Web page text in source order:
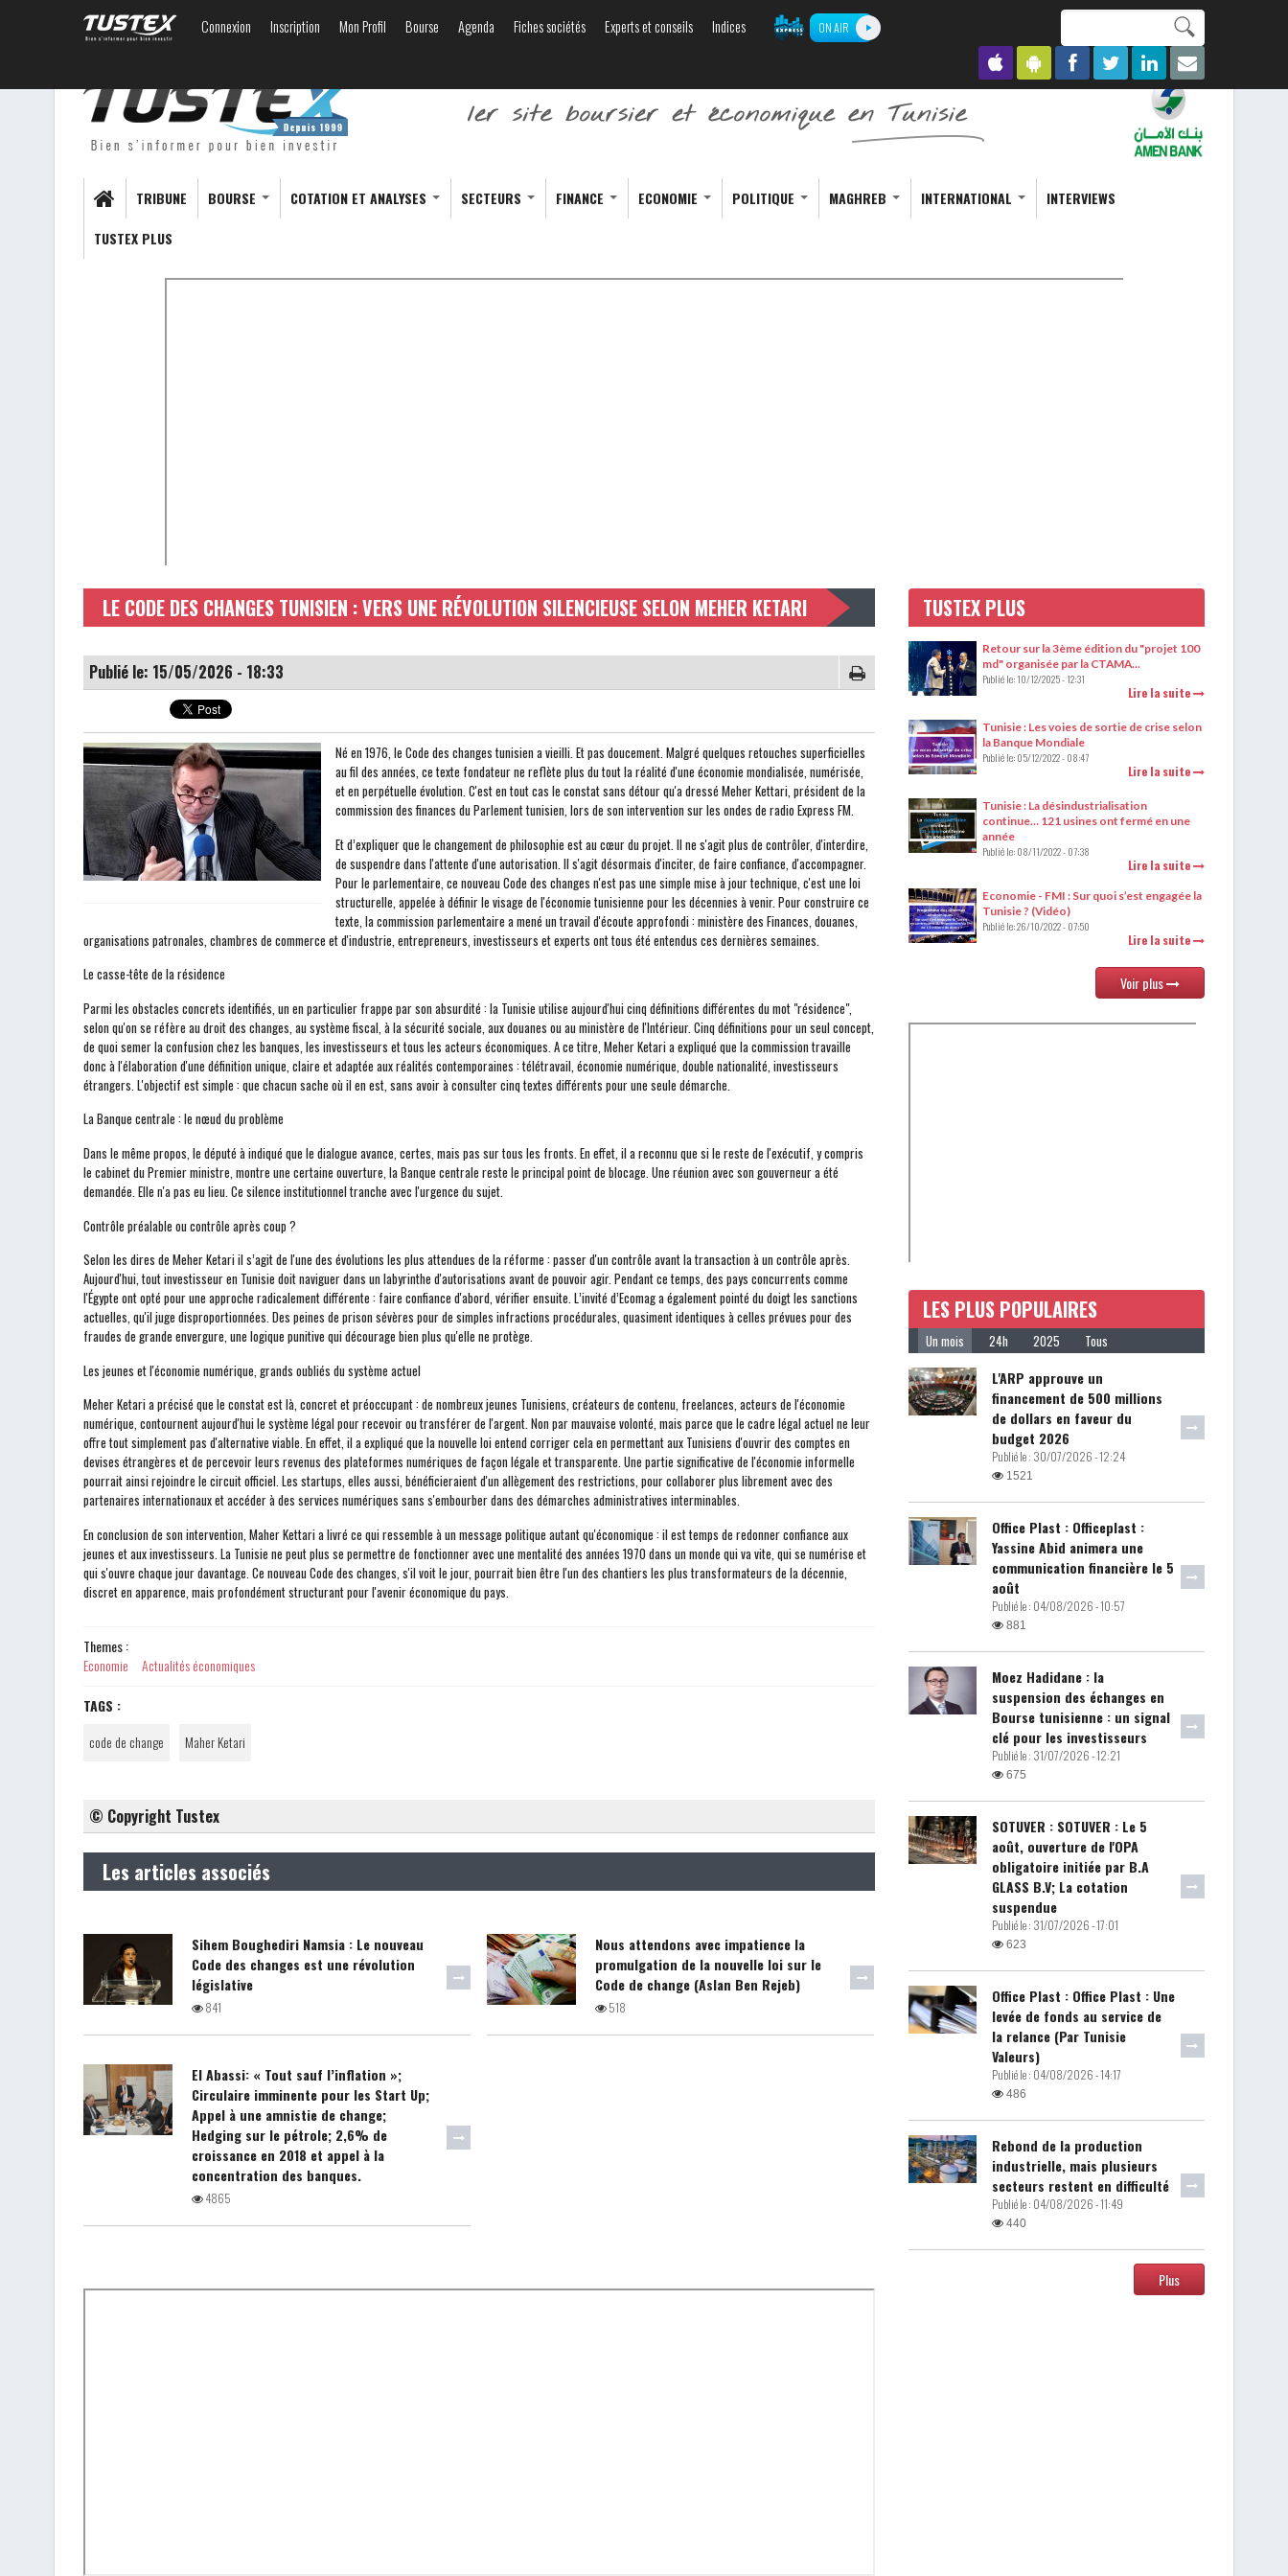
contenu
principal
Connexion Inscription Mon Profil Bourse Agenda Fiches sociétés Experts et conseils Indices ON AIR
recherche
TRIBUNE BOURSE COTATION ET ANALYSES SECTEURS FINANCE ECONOMIE POLITIQUE MAGHREB INTERNATIONAL
INTERVIEWS
TUSTEX PLUS
LE CODE DES CHANGES TUNISIEN : VERS UNE RÉVOLUTION SILENCIEUSE SELON MEHER KETARI
Publié le: 15/05/2026 - 18:33
Né en 1976, le Code des changes tunisien a vieilli. Et pas doucement. Malgré quelques retouches superficielles
au fil des années, ce texte fondateur ne reflète plus du tout la réalité d'une économie mondialisée, numérisée,
et en perpétuelle évolution. C'est en tout cas le constat sans détour qu'a dressé Meher Kettari, président de la
commission des finances du Parlement tunisien, lors de son intervention sur les ondes de radio Express FM.
Et d’expliquer que le changement de philosophie est au cœur du projet. Il ne s'agit plus de contrôler, d'interdire,
de suspendre dans l'attente d'une autorisation. Il s'agit désormais d'inciter, de faire confiance, d'accompagner.
Pour le parlementaire, ce nouveau Code des changes n'est pas une simple mise à jour technique, c'est une loi
structurelle, appelée à définir le visage de l'économie tunisienne pour les décennies à venir. Pour construire ce
texte, la commission parlementaire a mené un travail d'écoute approfondi : ministère des Finances, douanes,
organisations patronales, chambres de commerce et d'industrie, entrepreneurs, investisseurs et experts ont tous été entendus ces dernières semaines.
Le casse-tête de la résidence
Parmi les obstacles concrets identifiés, un en particulier frappe par son absurdité : la Tunisie utilise aujourd'hui cinq définitions différentes du mot "résidence",
selon qu'on se réfère au droit des changes, au système fiscal, à la sécurité sociale, aux douanes ou au ministère de l'Intérieur. Cinq définitions pour un seul concept,
de quoi semer la confusion chez les banques, les investisseurs et tous les acteurs économiques. A ce titre, Meher Ketari a expliqué que la commission travaille
donc à l'élaboration d'une définition unique, claire et adaptée aux réalités contemporaines : télétravail, économie numérique, double nationalité, investisseurs
étrangers. L'objectif est simple : que chacun sache où il en est, sans avoir à consulter cinq textes différents pour une seule démarche.
La Banque centrale : le nœud du problème
Dans le même propos, le député à indiqué que le dialogue avance, certes, mais pas sur tous les fronts. En effet, il a reconnu que si le reste de l'exécutif, y compris
le cabinet du Premier ministre, montre une certaine ouverture, la Banque centrale reste le principal point de blocage. Une réunion avec son gouverneur a été
demandée. Elle n'a pas eu lieu. Ce silence institutionnel tranche avec l'urgence du sujet.
Contrôle préalable ou contrôle après coup ?
Selon les dires de Meher Ketari il s’agit de l'une des évolutions les plus attendues de la réforme : passer d'un contrôle avant la transaction à un contrôle après.
Aujourd'hui, tout investisseur en Tunisie doit naviguer dans un labyrinthe d'autorisations avant de pouvoir agir. Pendant ce temps, des pays concurrents comme
l'Égypte ont opté pour une approche radicalement différente : faire confiance d'abord, vérifier ensuite. L’invité d’Ecomag a également pointé du doigt les sanctions
actuelles, qu'il juge disproportionnées. Des peines de prison sévères pour de simples infractions procédurales, quasiment identiques à celles prévues pour des
fraudes de grande envergure, une logique punitive qui décourage bien plus qu'elle ne protège.
Les jeunes et l'économie numérique, grands oubliés du système actuel
Meher Ketari a précisé que le constat est là, concret et préoccupant : de nombreux jeunes Tunisiens, créateurs de contenu, freelances, acteurs de l'économie
numérique, contournent aujourd'hui le système légal pour recevoir ou transférer de l'argent. Non par mauvaise volonté, mais parce que le cadre légal actuel ne leur
offre tout simplement pas d'alternative viable. En effet, il a expliqué que la nouvelle loi entend corriger cela en permettant aux Tunisiens d'ouvrir des comptes en
devises étrangères et de percevoir leurs revenus des plateformes numériques de façon légale et transparente. Une partie significative de l'économie informelle
pourrait ainsi rejoindre le circuit officiel. Les startups, elles aussi, bénéficieraient d'un allègement des restrictions, pour collaborer plus librement avec des
partenaires internationaux et accéder à des services numériques sans s'embourber dans des démarches administratives interminables.
En conclusion de son intervention, Maher Kettari a livré ce qui ressemble à un message politique autant qu'économique : il est temps de redonner confiance aux
jeunes et aux investisseurs. La Tunisie ne peut plus se permettre de fonctionner avec une mentalité des années 1970 dans un monde qui va vite, qui se numérise et
qui s'ouvre chaque jour davantage. Ce nouveau Code des changes, s'il voit le jour, pourrait bien être l'un des chantiers les plus transformateurs de la décennie,
discret en apparence, mais profondément structurant pour l'avenir économique du pays.
Themes :
Economie
Actualités économiques
TAGS :
code de change
Maher Ketari
© Copyright Tustex
Les articles associés
Sihem Boughediri Namsia : Le nouveau
Code des changes est une révolution
législative
841
Nous attendons avec impatience la
promulgation de la nouvelle loi sur le
Code de change (Aslan Ben Rejeb)
518
El Abassi: « Tout sauf l’inflation »;
Circulaire imminente pour les Start Up;
Appel à une amnistie de change;
Hedging sur le pétrole; 2,6% de
croissance en 2018 et appel à la
concentration des banques.
4865
TUSTEX PLUS
Retour sur la 3ème édition du "projet 100
md" organisée par la CTAMA...
Publié le:10/12/2025 - 12:31
Lire la suite
Tunisie : Les voies de sortie de crise selon
la Banque Mondiale
Publié le:05/12/2022 - 08:47
Lire la suite
Tunisie : La désindustrialisation
continue… 121 usines ont fermé en une
année
Publié le:08/11/2022 - 07:38
Lire la suite
Economie - FMI : Sur quoi s’est engagée la
Tunisie ? (Vidéo)
Publié le:26/10/2022 - 07:50
Lire la suite
Voir plus
LES PLUS POPULAIRES
Un mois 24h 2025 Tous
L'ARP approuve un
financement de 500 millions
de dollars en faveur du
budget 2026
Publié le : 30/07/2026 - 12:24
1521
Office Plast : Officeplast :
Yassine Abid animera une
communication financière le 5
août
Publié le : 04/08/2026 - 10:57
881
Moez Hadidane : la
suspension des échanges en
Bourse tunisienne : un signal
clé pour les investisseurs
Publié le : 31/07/2026 - 12:21
675
SOTUVER : SOTUVER : Le 5
août, ouverture de l'OPA
obligatoire initiée par B.A
GLASS B.V; La cotation
suspendue
Publié le : 31/07/2026 - 17:01
623
Office Plast : Office Plast : Une
levée de fonds au service de
la relance (Par Tunisie
Valeurs)
Publié le : 04/08/2026 - 14:17
486
Rebond de la production
industrielle, mais plusieurs
secteurs restent en difficulté
Publié le : 04/08/2026 - 11:49
440
Plus